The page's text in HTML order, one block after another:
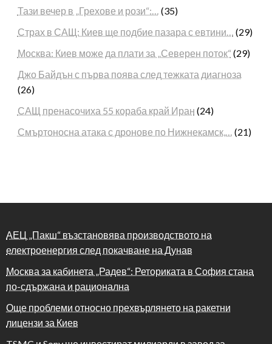
Тази вечер в „Грехове и рози“:… (35)
Страх в САЩ: Киев ще подбие пазара с евтини… (29)
Москва: Киев може да плати за „Северен поток“ (29)
Джо Байдън с първа поява след тежката диагноза
(26)
САЩ пренасочиха 55 кораба край Иран (24)
Смъртоносна атака с дронове по Нижнекамск,… (21)
АЕЦ „Пакш“ възстановява производството на
електроенергия след покачване на Дунав
Москва за кабинета „Радев“: Реториката в София стана
по-сдържана и рационална
Още проблеми относно прехвърлянето на ракетни
лицензи за Киев